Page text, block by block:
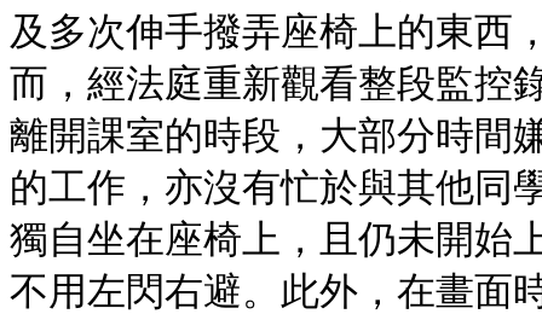
及多次伸手撥弄座椅上的東西
而，經法庭重新觀看整段監控
離開課室的時段，大部分時間
的工作，亦沒有忙於與其他同
獨自坐在座椅上，且仍未開始
不用左閃右避。此外，在畫面